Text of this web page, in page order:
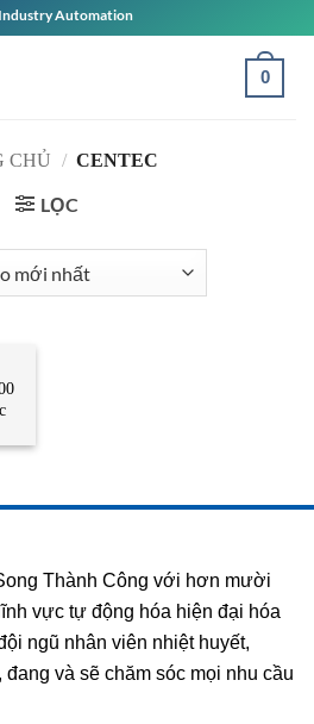
Industry Automation
0
CHỦ / CENTEC
LỌC
Thành Công với hơn mười
vực tự động hóa hiện đại hóa
ngũ nhân viên nhiệt huyết,
và sẽ chăm sóc mọi nhu cầu